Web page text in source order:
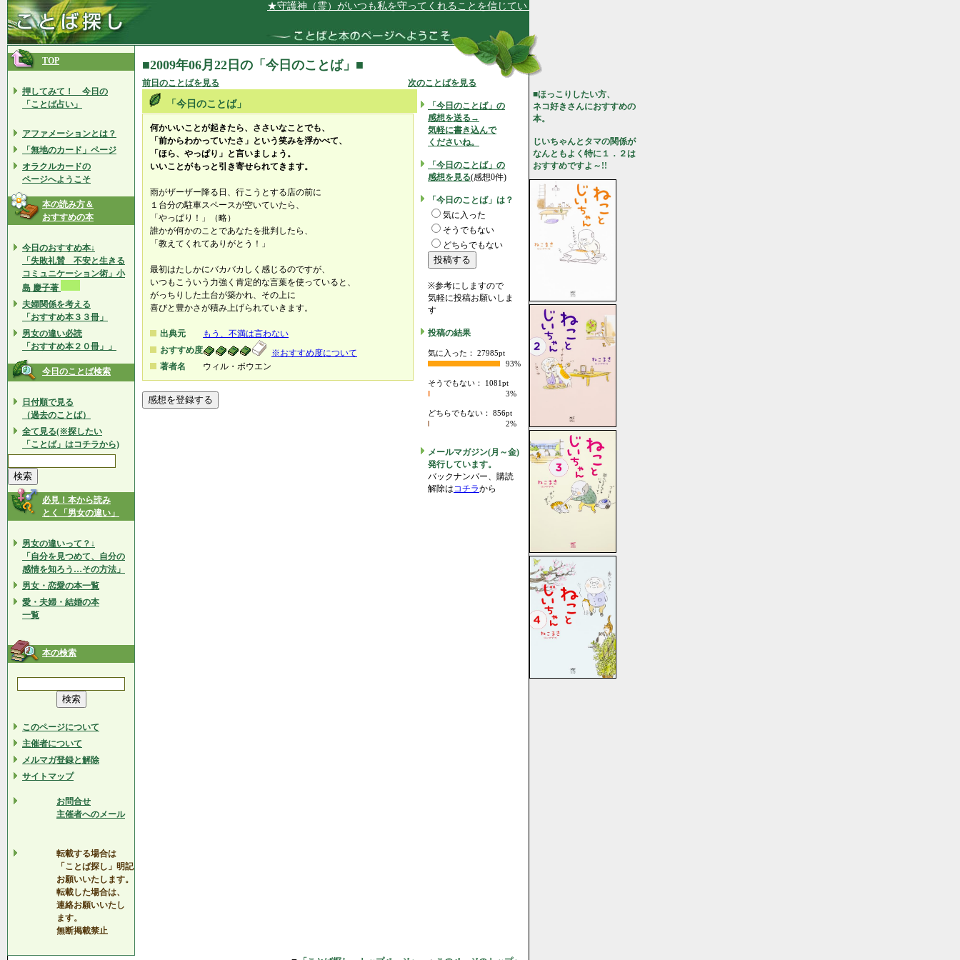
★守護神（霊）がいつも私を守ってくれることを信じています★
TOP
押してみて！ 今日の
「ことば占い」
アファメーションとは？
「無地のカード」ページ
オラクルカードの
ページへようこそ
本の読み方＆
おすすめの本
今日のおすすめ本↓
「失敗礼賛 不安と生きる
コミュニケーション術」小
島 慶子著
夫婦関係を考える
「おすすめ本３３冊」
男女の違い必読
「おすすめ本２０冊」」
今日のことば検索
日付順で見る
（過去のことば）
全て見る(※探したい
「ことば」はコチラから)
必見！本から読み
とく「男女の違い」
男女の違いって？↓
「自分を見つめて、自分の
感情を知ろう…その方法」
男女・恋愛の本一覧
愛・夫婦・結婚の本
一覧
本の検索
このページについて
主催者について
メルマガ登録と解除
サイトマップ
お問合せ
主催者へのメール
転載する場合は
「ことば探し」明記
お願いいたします。
転載した場合は、
連絡お願いいたし
ます。
無断掲載禁止
■2009年06月22日の「今日のことば」■
前日のことばを見る 次のことばを見る
「今日のことば」
何かいいことが起きたら、ささいなことでも、
「前からわかっていたさ」という笑みを浮かべて、
「ほら、やっぱり」と言いましょう。
いいことがもっと引き寄せられてきます。
雨がザーザー降る日、行こうとする店の前に
１台分の駐車スペースが空いていたら、
「やっぱり！」（略）
誰かが何かのことであなたを批判したら、
「教えてくれてありがとう！」
最初はたしかにバカバカしく感じるのですが、
いつもこういう力強く肯定的な言葉を使っていると、
がっちりした土台が築かれ、その上に
喜びと豊かさが積み上げられていきます。
出典元
もう、不満は言わない
おすすめ度
※おすすめ度について
著者名
ウィル・ボウエン
「今日のことば」の
感想を送る→
気軽に書き込んで
くださいね。
「今日のことば」の
感想を見る(感想0件)
「今日のことば」は？
気に入った
そうでもない
どちらでもない
※参考にしますので
気軽に投稿お願いしま
す
投稿の結果
気に入った： 27985pt
93%
そうでもない： 1081pt
3%
どちらでもない： 856pt
2%
メールマガジン(月～金)
発行しています。
バックナンバー、購読
解除はコチラから
■ほっこりしたい方、
ネコ好きさんにおすすめの
本。
じいちゃんとタマの関係が
なんともよく特に１．２は
おすすめですよ～!!